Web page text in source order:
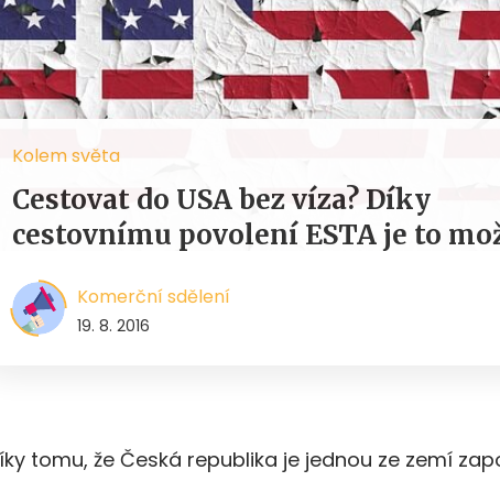
Kolem světa
Cestovat do USA bez víza? Díky
cestovnímu povolení ESTA je to
Komerční sdělení
19. 8. 2016
tomu, že Česká republika je jednou ze zemí